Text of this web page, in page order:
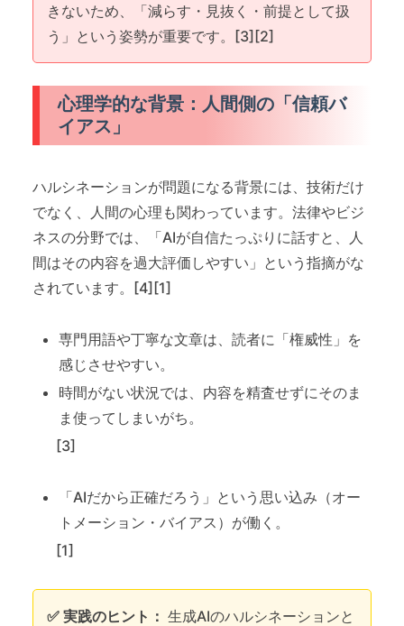
きないため、「減らす・見抜く・前提として扱
う」という姿勢が重要です。[3][2]
心理学的な背景：人間側の「信頼バ
イアス」
ハルシネーションが問題になる背景には、技術だけ
でなく、人間の心理も関わっています。法律やビジ
ネスの分野では、「AIが自信たっぷりに話すと、人
間はその内容を過大評価しやすい」という指摘がな
されています。[4][1]
専門用語や丁寧な文章は、読者に「権威性」を
感じさせやすい。
時間がない状況では、内容を精査せずにそのま
ま使ってしまいがち。
[3]
「AIだから正確だろう」という思い込み（オー
トメーション・バイアス）が働く。
[1]
✅ 実践のヒント： 生成AIのハルシネーションと